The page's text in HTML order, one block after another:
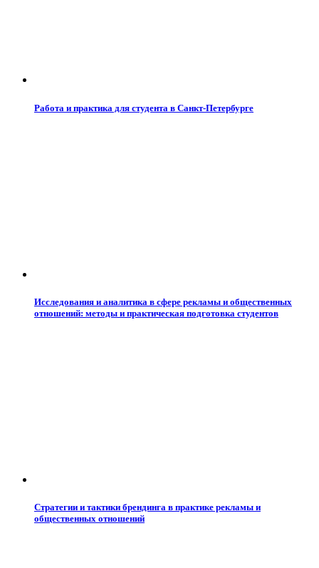
Работа и практика для студента в Санкт-Петербурге
Исследования и аналитика в сфере рекламы и общественных
отношений: методы и практическая подготовка студентов
Стратегии и тактики брендинга в практике рекламы и
общественных отношений